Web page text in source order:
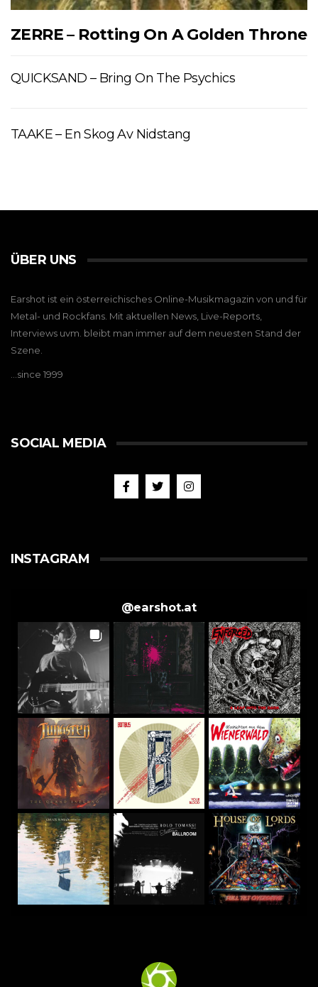
ZERRE – Rotting On A Golden Throne
QUICKSAND – Bring On The Psychics
TAAKE – En Skog Av Nidstang
ÜBER UNS
Earshot ist ein österreichisches Online-Musikmagazin von und für
Metal- und Rockfans. Mit aktuellen News, Live-Reports,
Interviews uvm. bleibt man immer auf dem neuesten Stand der
Szene.
…since 1999
SOCIAL MEDIA
INSTAGRAM
@earshot.at